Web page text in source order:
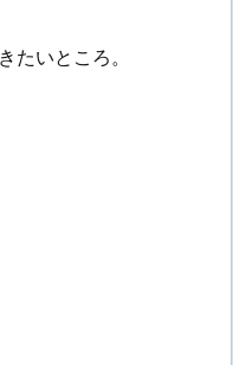
たいところ。